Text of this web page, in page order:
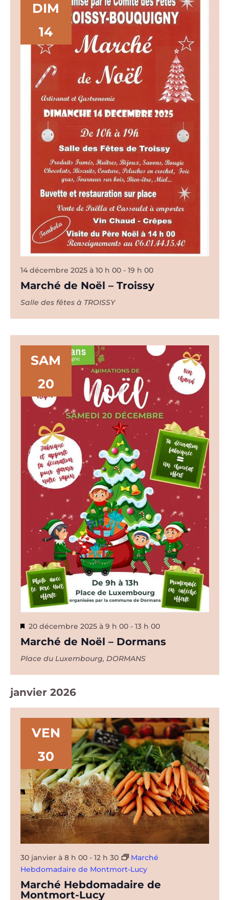
DIM
14
Marché de Noël – Troissy
14 décembre 2025 à 10 h 00- 19 h 00
Salle des fêtes à TROISSY
SAM
20
Marché de Noël – Dormans
Mis
en
20 décembre 2025 à 9 h 00- 13 h 00
Place du Luxembourg, DORMANS
janvier 2026
VEN
30
Marché Hebdomadaire de
Montmort-Lucy
30 janvier à 8 h 00- 12 h 30
Marché
Hebdomadaire de Montmort-Lucy